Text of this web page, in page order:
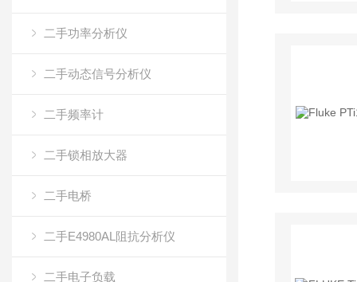
二手功率分析仪
二手动态信号分析仪
二手频率计
二手锁相放大器
二手电桥
二手E4980AL阻抗分析仪
二手电子负载